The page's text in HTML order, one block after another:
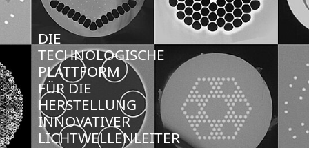
DIE
TECHNOLOGISCHE
PLATTFORM
FÜR DIE
HERSTELLUNG
INNOVATIVER
LICHTWELLENLEITER